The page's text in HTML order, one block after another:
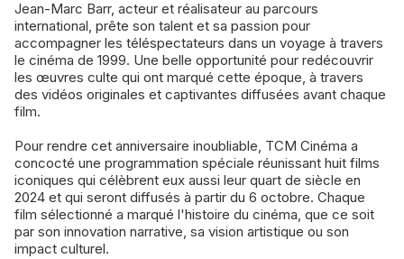
Jean-Marc Barr, acteur et réalisateur au parcours
international, prête son talent et sa passion pour
accompagner les téléspectateurs dans un voyage à travers
le cinéma de 1999. Une belle opportunité pour redécouvrir
les œuvres culte qui ont marqué cette époque, à travers
des vidéos originales et captivantes diffusées avant chaque
film.
Pour rendre cet anniversaire inoubliable, TCM Cinéma a
concocté une programmation spéciale réunissant huit films
iconiques qui célèbrent eux aussi leur quart de siècle en
2024 et qui seront diffusés à partir du 6 octobre. Chaque
film sélectionné a marqué l'histoire du cinéma, que ce soit
par son innovation narrative, sa vision artistique ou son
impact culturel.